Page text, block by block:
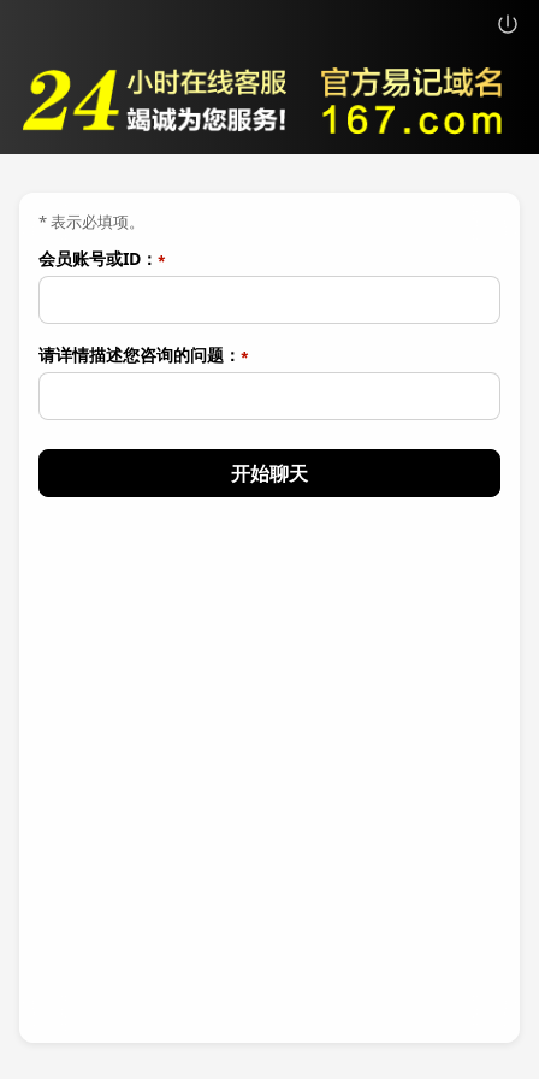
* 表示必填项。
会员账号或ID：
请详情描述您咨询的问题：
开始聊天